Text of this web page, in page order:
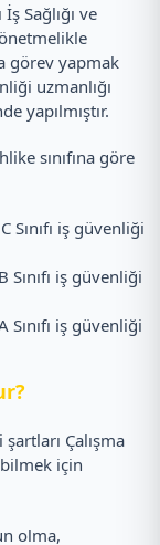
Sağlığı ve
görev yapmak
uzmanlığı
yapılmıştır.
sınıfına göre
iş güvenliği
iş güvenliği
iş güvenliği
Çalışma
için
olma,